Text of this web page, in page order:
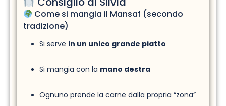
Come si mangia il Mansaf (secondo
tradizione)
Si serve in un unico grande piatto
Si mangia con la mano destra
Ognuno prende la carne dalla propria “zona”